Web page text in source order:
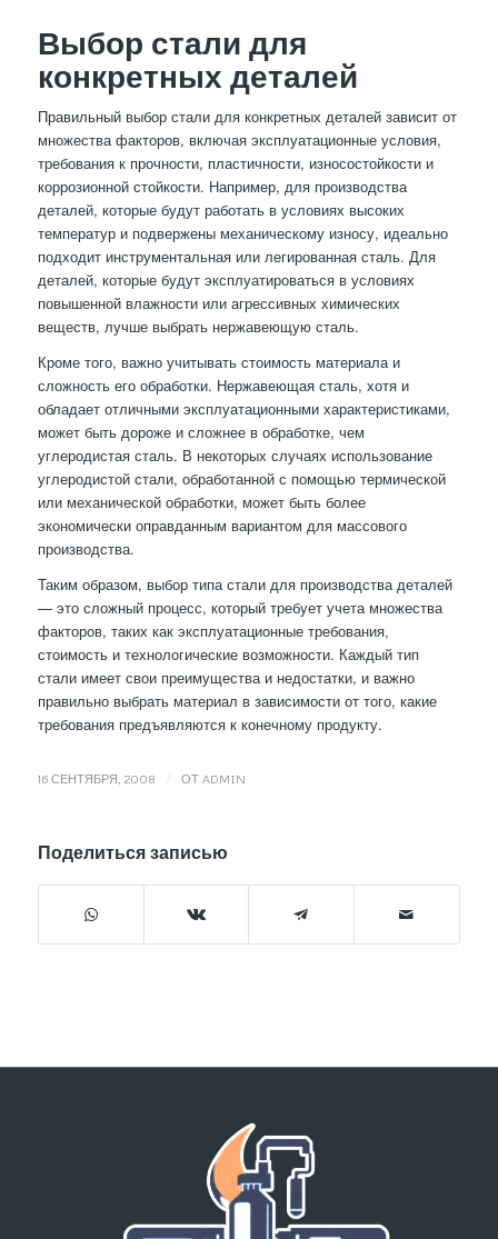
Выбор стали для
конкретных деталей
Правильный выбор стали для конкретных деталей зависит от
множества факторов, включая эксплуатационные условия,
требования к прочности, пластичности, износостойкости и
коррозионной стойкости. Например, для производства
деталей, которые будут работать в условиях высоких
температур и подвержены механическому износу, идеально
подходит инструментальная или легированная сталь. Для
деталей, которые будут эксплуатироваться в условиях
повышенной влажности или агрессивных химических
веществ, лучше выбрать нержавеющую сталь.
Кроме того, важно учитывать стоимость материала и
сложность его обработки. Нержавеющая сталь, хотя и
обладает отличными эксплуатационными характеристиками,
может быть дороже и сложнее в обработке, чем
углеродистая сталь. В некоторых случаях использование
углеродистой стали, обработанной с помощью термической
или механической обработки, может быть более
экономически оправданным вариантом для массового
производства.
Таким образом, выбор типа стали для производства деталей
— это сложный процесс, который требует учета множества
факторов, таких как эксплуатационные требования,
стоимость и технологические возможности. Каждый тип
стали имеет свои преимущества и недостатки, и важно
правильно выбрать материал в зависимости от того, какие
требования предъявляются к конечному продукту.
16 СЕНТЯБРЯ, 2008 ОТ ADMIN
Поделиться записью